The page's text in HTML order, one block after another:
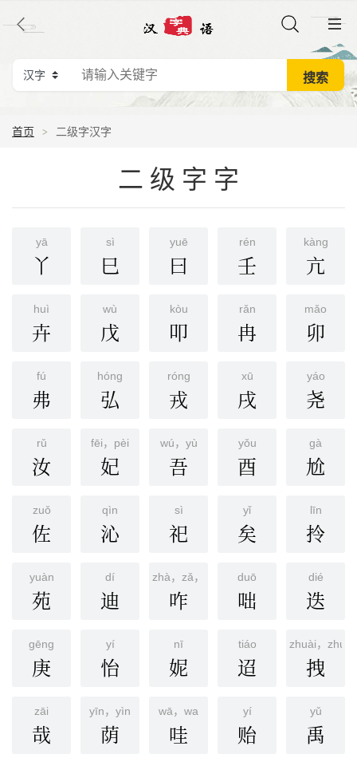
首页 二级字汉字
二级字字
yā
丫
sì
巳
yuē
曰
rén
壬
kànɡ
亢
huì
卉
wù
戊
kòu
叩
rǎn
冉
mǎo
卯
fú
弗
hónɡ
弘
rónɡ
戎
xū
戌
yáo
尧
rǔ
汝
fēi，pèi
妃
wú，yù
吾
yǒu
酉
ɡà
尬
zuǒ
佐
qìn
沁
sì
祀
yǐ
矣
līn
拎
yuàn
苑
dí
迪
zhà，zǎ，zhā
咋
duō
咄
dié
迭
ɡēnɡ
庚
yí
怡
nī
妮
tiáo
迢
zhuài，
拽
zāi
哉
yīn，yìn
荫
wā，wa
哇
yí
贻
yǔ
禹